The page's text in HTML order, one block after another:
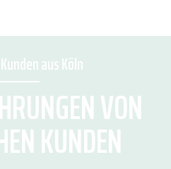
aus Köln
VON
KUNDEN